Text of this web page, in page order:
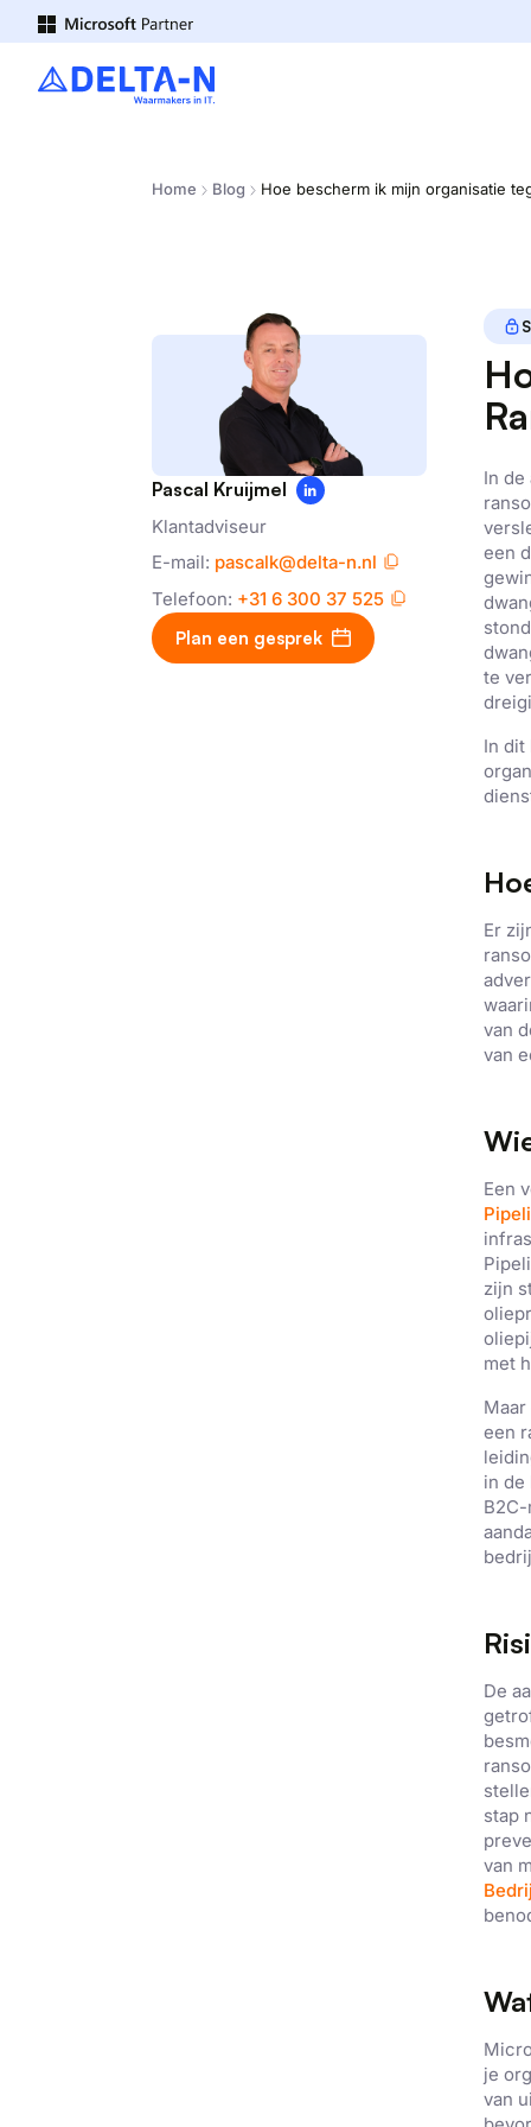
Home Blog Hoe bescherm ik mijn organisatie
In
een
te
In dit
Er
van
van
Een
zijn
met
een
in de
De
stap
van
je
van
Pascal Kruijmel
Klantadviseur
E-mail: pascalk@delta-n.nl
Telefoon: +31 6 300 37 525
Plan een gesprek